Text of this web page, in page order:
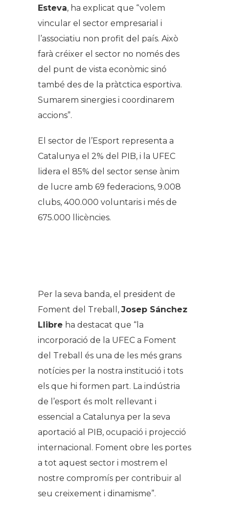
Esteva, ha explicat que “volem
vincular el sector empresarial i
l’associatiu non profit del país. Això
farà créixer el sector no només des
del punt de vista econòmic sinó
també des de la pràtctica esportiva.
Sumarem sinergies i coordinarem
accions”.
El sector de l’Esport representa a
Catalunya el 2% del PIB, i la UFEC
lidera el 85% del sector sense ànim
de lucre amb 69 federacions, 9.008
clubs, 400.000 voluntaris i més de
675.000 llicències.
Per la seva banda, el president de
Foment del Treball, Josep Sánchez
Llibre ha destacat que “la
incorporació de la UFEC a Foment
del Treball és una de les més grans
notícies per la nostra institució i tots
els que hi formen part. La indústria
de l’esport és molt rellevant i
essencial a Catalunya per la seva
aportació al PIB, ocupació i projecció
internacional. Foment obre les portes
a tot aquest sector i mostrem el
nostre compromís per contribuir al
seu creixement i dinamisme”.